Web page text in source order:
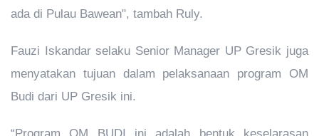
ada di Pulau Bawean", tambah Ruly.
Fauzi Iskandar selaku Senior Manager UP Gresik juga
menyatakan tujuan dalam pelaksanaan program OM
Budi dari UP Gresik ini.